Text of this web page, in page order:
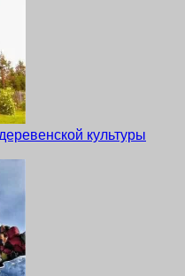
культуры